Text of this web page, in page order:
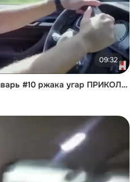
09:32
ЛУЧШИЕ ПРИКОЛЫ 2020 Январь #10 ржака угар ПРИКОЛЮХА